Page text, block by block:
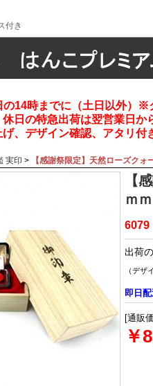
付き
14時までに（土日以外）※
日の特急出荷は翌営業日か
、デザイン確認、アタリ付
実印 > 【感謝祭限定】天然ローズク
【
ｍ
6079
出荷
（デザ
即日
[通販
￥